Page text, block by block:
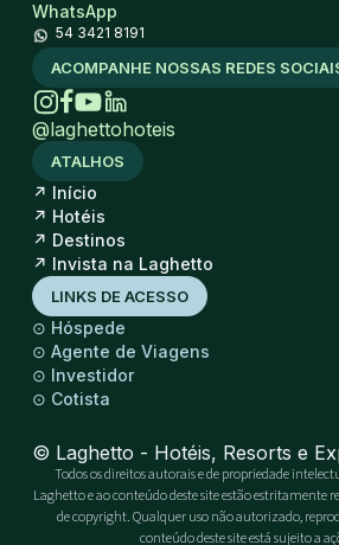
WhatsApp
54 3421 8191
ACOMPANHE NOSSAS REDES
@laghettohoteis
ATALHOS
↗ Início
↗ Hotéis
↗ Destinos
↗ Invista na Laghetto
LINKS DE ACESSO
⊙ Hóspede
⊙ Agente de Viagens
⊙ Investidor
⊙ Cotista
© Laghetto - Hotéis, Resorts e
Todos os direitos autorais e de propriedade
Laghetto e ao conteúdo deste site estão estritamente
de copyright. Qualquer uso não autorizado,
conteúdo deste site está sujeito a